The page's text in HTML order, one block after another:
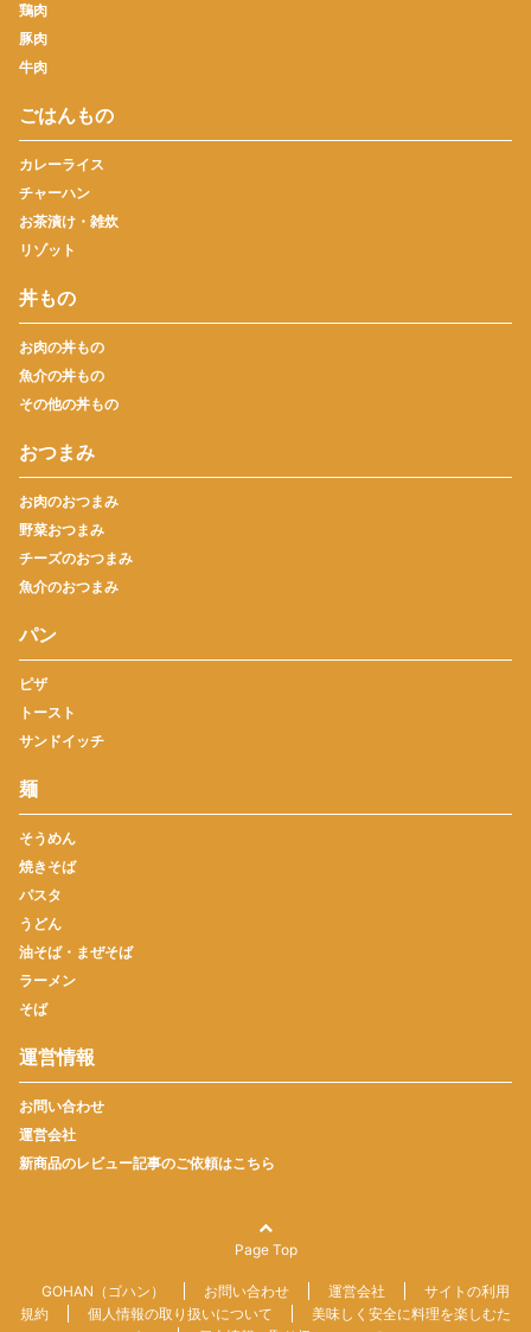
鶏肉
豚肉
牛肉
ごはんもの
カレーライス
チャーハン
お茶漬け・雑炊
リゾット
丼もの
お肉の丼もの
魚介の丼もの
その他の丼もの
おつまみ
お肉のおつまみ
野菜おつまみ
チーズのおつまみ
魚介のおつまみ
パン
ピザ
トースト
サンドイッチ
麺
そうめん
焼きそば
パスタ
うどん
油そば・まぜそば
ラーメン
そば
運営情報
お問い合わせ
運営会社
新商品のレビュー記事のご依頼はこちら
Page Top
GOHAN（ゴハン） お問い合わせ 運営会社
サイトの利用
規約
個人情報の取り扱いについて
美味しく安全に料理を楽しむた